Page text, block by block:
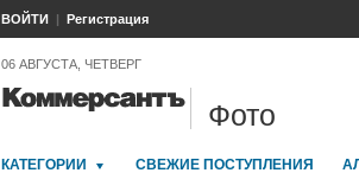
ВОЙТИ Регистрация
06 АВГУСТА, ЧЕТВЕРГ
Фото
КАТЕГОРИИ СВЕЖИЕ ПОСТУПЛЕНИЯ